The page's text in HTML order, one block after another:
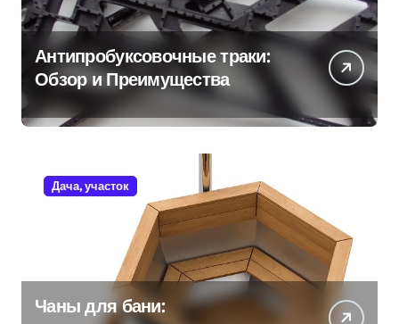
Антипробуксовочные траки:
Обзор и Преимущества
Дача, участок
Чаны для бани: